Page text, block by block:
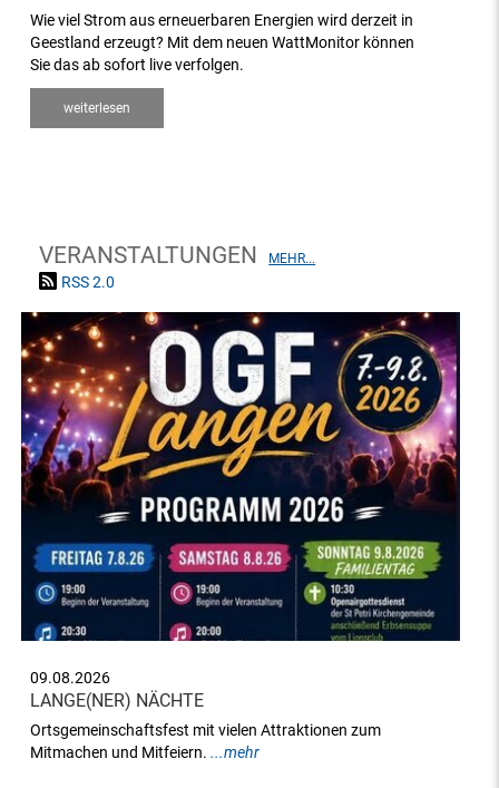
Wie viel Strom aus erneuerbaren Energien wird derzeit in
Geestland erzeugt? Mit dem neuen WattMonitor können
Sie das ab sofort live verfolgen.
weiterlesen
VERANSTALTUNGEN MEHR...
RSS 2.0
LANGE(NER) NÄCHTE
09.08.2026
Ortsgemeinschaftsfest mit vielen Attraktionen zum
Mitmachen und Mitfeiern....mehr